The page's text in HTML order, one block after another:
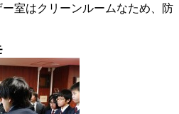
室はクリーンルームなため、防